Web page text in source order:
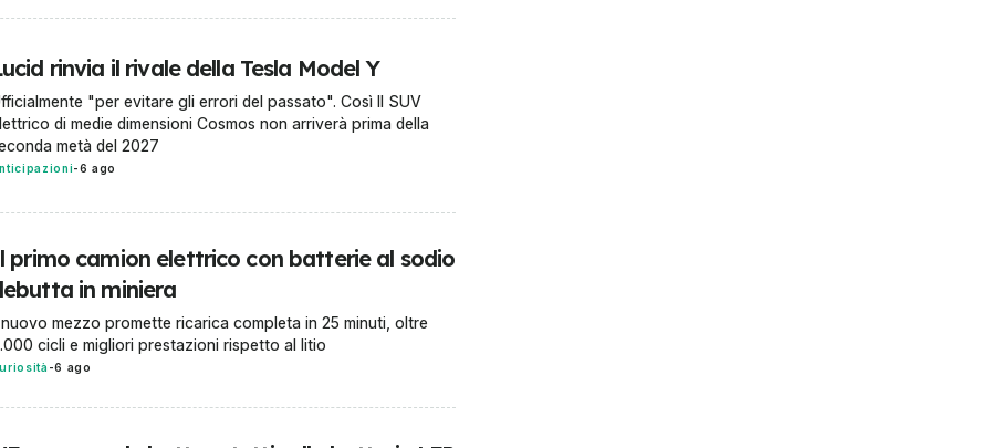
rinvia il rivale della Tesla Model Y
"per evitare gli errori del passato". Così Il SUV
di medie dimensioni Cosmos non arriverà prima della
metà del 2027
-6 ago
primo camion elettrico con batterie al sodio
in miniera
mezzo promette ricarica completa in 25 minuti, oltre
cicli e migliori prestazioni rispetto al litio
-6 ago